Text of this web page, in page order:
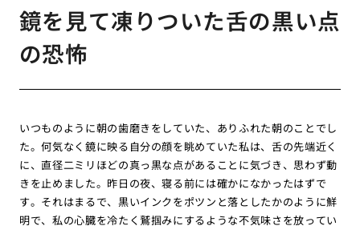
鏡を見て凍りついた舌の黒い点
の恐怖
いつものように朝の歯磨きをしていた、ありふれた朝のことでし
た。何気なく鏡に映る自分の顔を眺めていた私は、舌の先端近く
に、直径二ミリほどの真っ黒な点があることに気づき、思わず動
きを止めました。昨日の夜、寝る前には確かになかったはずで
す。それはまるで、黒いインクをポツンと落としたかのように鮮
明で、私の心臓を冷たく鷲掴みにするような不気味さを放ってい